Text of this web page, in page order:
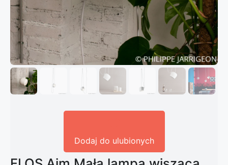
Dodaj do ulubionych